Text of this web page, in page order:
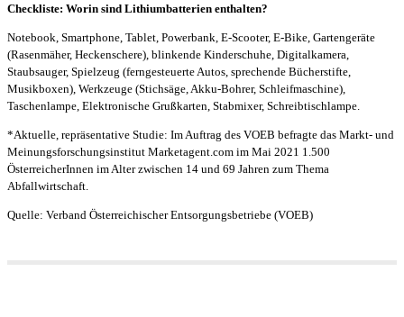
Checkliste: Worin sind Lithiumbatterien enthalten?
Notebook, Smartphone, Tablet, Powerbank, E-Scooter, E-Bike, Gartengeräte
(Rasenmäher, Heckenschere), blinkende Kinderschuhe, Digitalkamera,
Staubsauger, Spielzeug (ferngesteuerte Autos, sprechende Bücherstifte,
Musikboxen), Werkzeuge (Stichsäge, Akku-Bohrer, Schleifmaschine),
Taschenlampe, Elektronische Grußkarten, Stabmixer, Schreibtischlampe.
*Aktuelle, repräsentative Studie: Im Auftrag des VOEB befragte das Markt- und
Meinungsforschungsinstitut Marketagent.com im Mai 2021 1.500
ÖsterreicherInnen im Alter zwischen 14 und 69 Jahren zum Thema
Abfallwirtschaft.
Quelle: Verband Österreichischer Entsorgungsbetriebe (VOEB)